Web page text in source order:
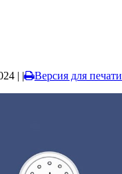
| | Версия для печати